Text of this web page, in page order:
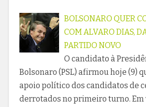
BOLSONARO QUER
COM ALVARO DIAS,
PARTIDO NOVO
O candidato à
Bolsonaro (PSL) afirmou hoje (9)
apoio político dos candidatos de
derrotados no primeiro turno. Em